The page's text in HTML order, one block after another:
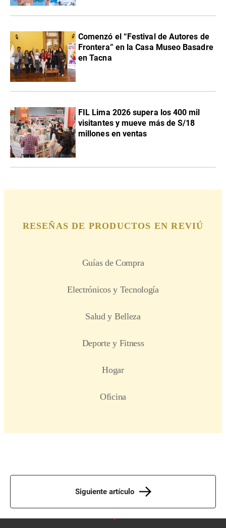
Comenzó el “Festival de Autores de
Frontera” en la Casa Museo Basadre
en Tacna
FIL Lima 2026 supera los 400 mil
visitantes y mueve más de S/18
millones en ventas
Siguiente artículo